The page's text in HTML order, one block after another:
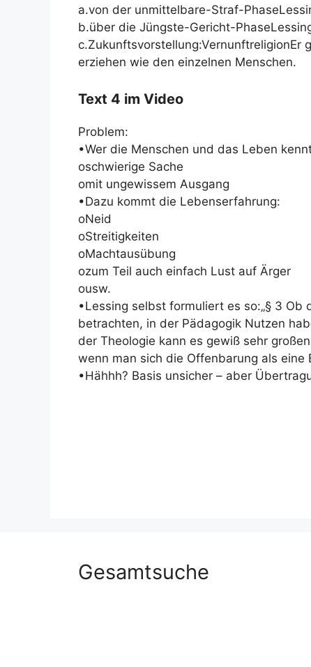
a.von der unmittelbare-Straf-
b.über die Jüngste-Gericht-
c.Zukunftsvorstellung:VernunftreligionEr
erziehen wie den einzelnen Menschen.
Text 4 im Video
Problem:
•Wer die Menschen und das Leben
oschwierige Sache
omit ungewissem Ausgang
•Dazu kommt die Lebenserfahrung:
oNeid
oStreitigkeiten
oMachtausübung
ozum Teil auch einfach Lust auf Ärger
ousw.
•Lessing selbst formuliert es so:„§ 3 Ob
betrachten, in der Pädagogik Nutzen
der Theologie kann es gewiß sehr
wenn man sich die Offenbarung als eine
•Hähhh? Basis unsicher – aber
Gesamtsuche